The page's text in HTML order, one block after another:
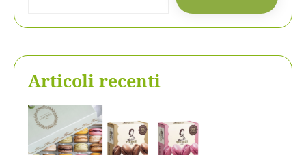
Articoli recenti